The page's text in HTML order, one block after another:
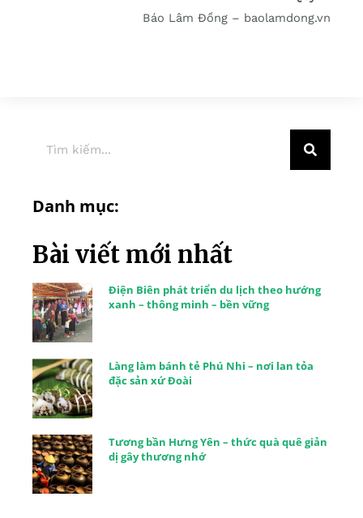
Báo Lâm Đồng – baolamdong.vn
Danh mục:
Bài viết mới nhất
Điện Biên phát triển du lịch theo hướng
xanh – thông minh – bền vững
Làng làm bánh tẻ Phú Nhi – nơi lan tỏa
đặc sản xứ Đoài
Tương bần Hưng Yên – thức quà quê giản
dị gây thương nhớ